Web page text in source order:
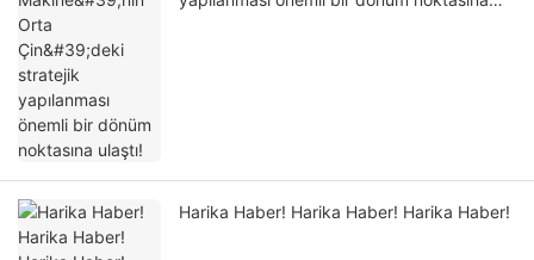
Harika Haber! Harika Haber! Harika Haber!​